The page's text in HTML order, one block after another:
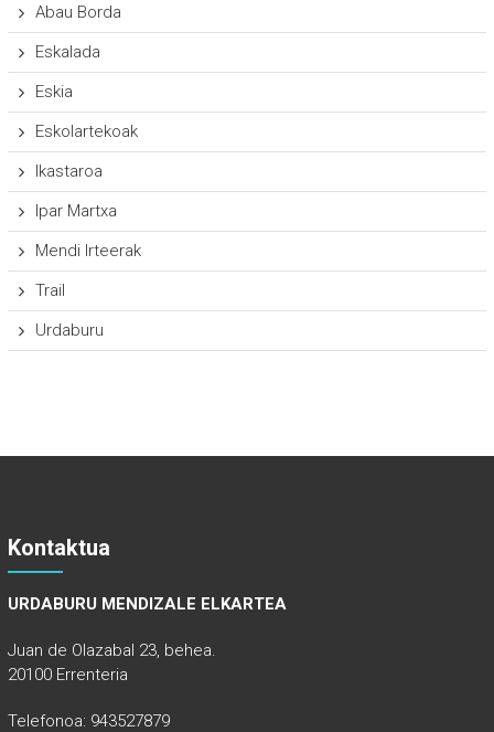
Abau Borda
Eskalada
Eskia
Eskolartekoak
Ikastaroa
Ipar Martxa
Mendi Irteerak
Trail
Urdaburu
Kontaktua
URDABURU MENDIZALE ELKARTEA
Juan de Olazabal 23, behea.
20100 Errenteria
Telefonoa: 943527879